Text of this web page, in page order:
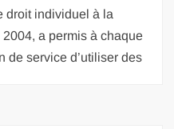
droit individuel à la
a permis à chaque
de service d’utiliser des